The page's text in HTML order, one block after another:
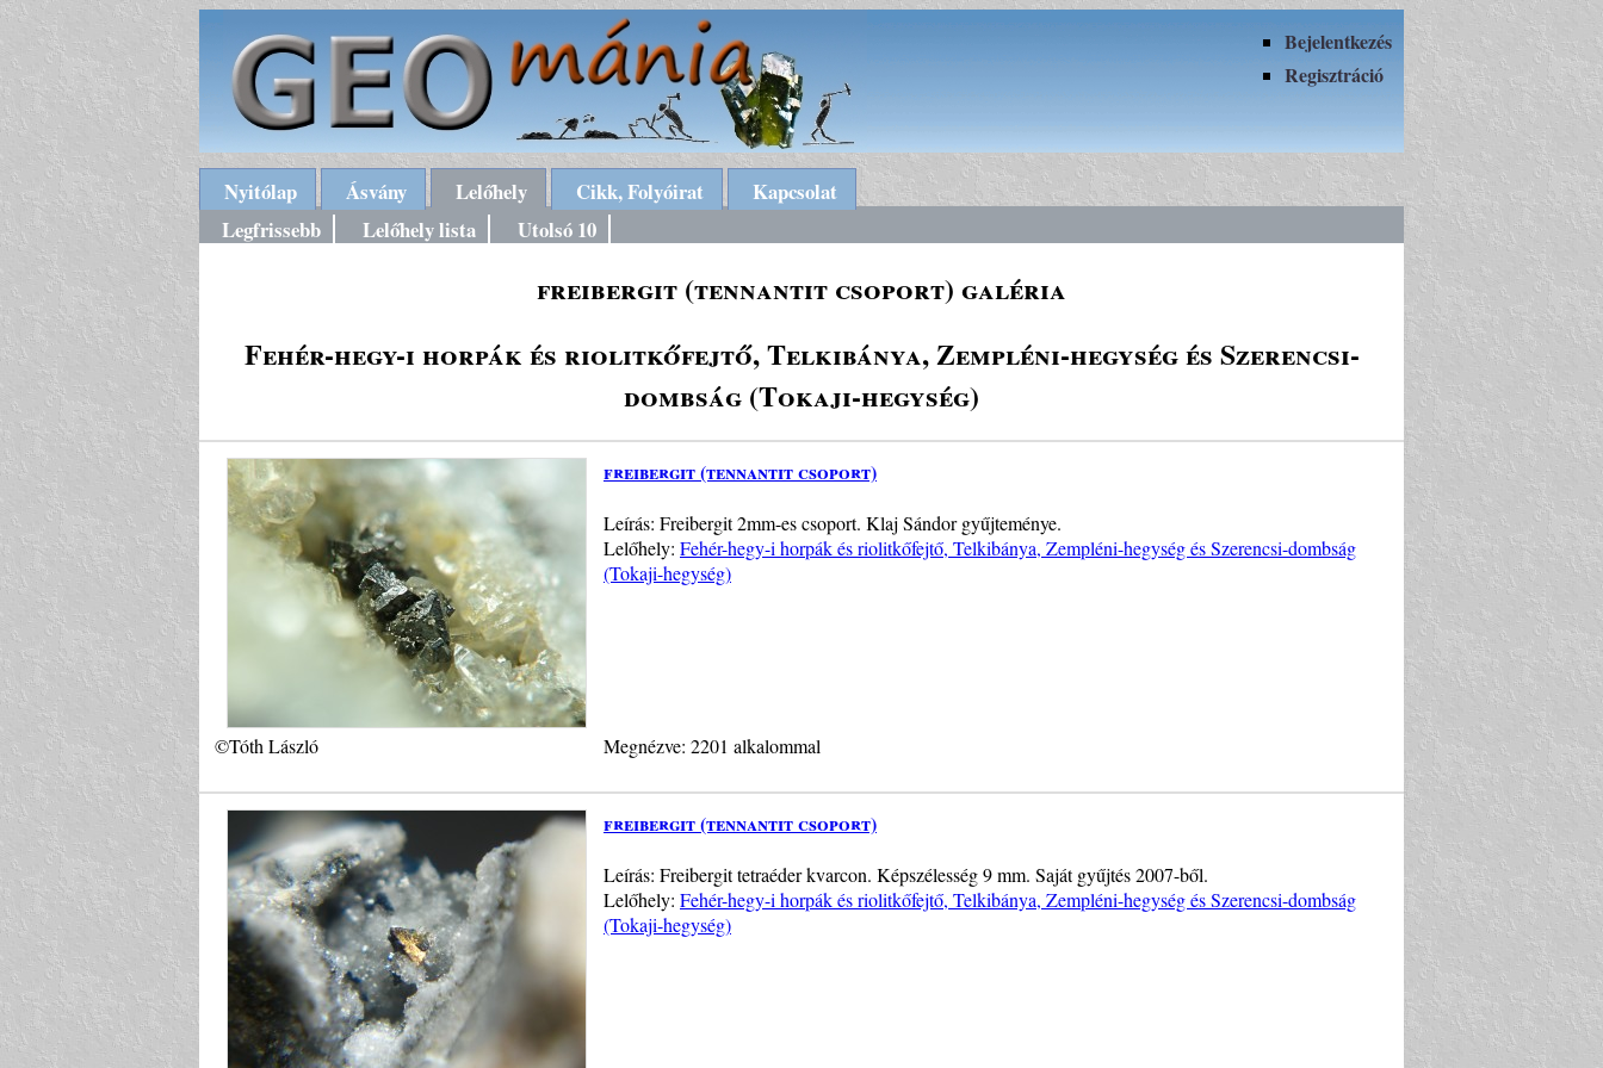
Bejelentkezés
Regisztráció
Nyitólap Ásvány Lelőhely Cikk, Folyóirat
Kapcsolat
Legfrissebb
Lelőhely lista Utolsó 10
freibergit (tennantit csoport) galéria
Fehér-hegy-i horpák és riolitkőfejtő, Telkibánya, Zempléni-hegység és Szerencsi-
dombság (Tokaji-hegység)
freibergit (tennantit csoport)
Leírás: Freibergit 2mm-es csoport. Klaj Sándor gyűjteménye.
Lelőhely: Fehér-hegy-i horpák és riolitkőfejtő, Telkibánya, Zempléni-hegység és Szerencsi-dombság
(Tokaji-hegység)
©Tóth László Megnézve: 2201 alkalommal
freibergit (tennantit csoport)
Leírás: Freibergit tetraéder kvarcon. Képszélesség 9 mm. Saját gyűjtés 2007-ből.
Lelőhely: Fehér-hegy-i horpák és riolitkőfejtő, Telkibánya, Zempléni-hegység és Szerencsi-dombság
(Tokaji-hegység)